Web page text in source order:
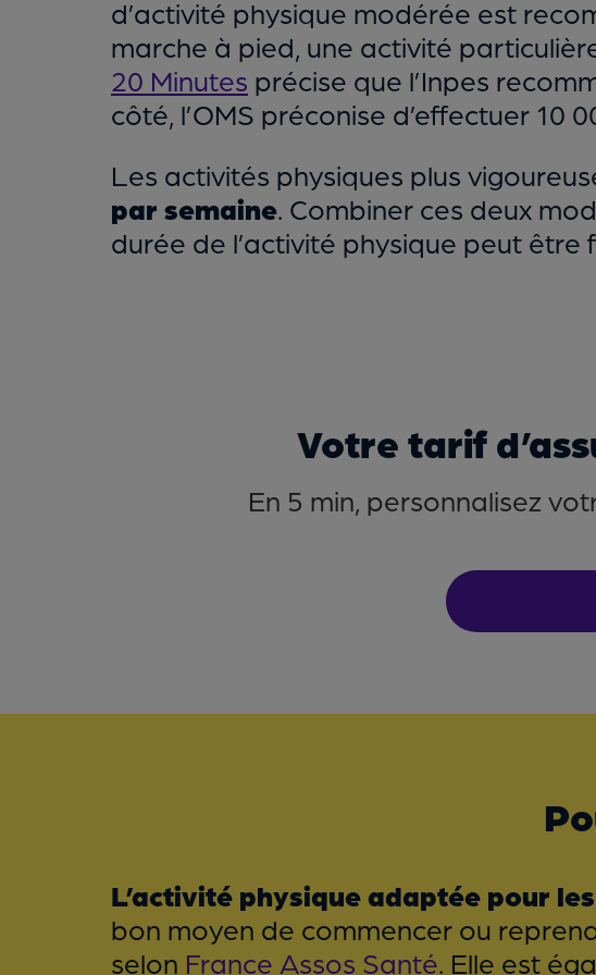
d’activité physique modérée est
marche à pied, une activité
20 Minutes précise que l’Inpes
côté, l’OMS préconise d’effectuer 10
Les activités physiques plus
par semaine. Combiner ces deux
durée de l’activité physique peut être
Votre tarif
En 5 min, personnalisez
L’activité physique adaptée pour
bon moyen de commencer ou
selon France Assos Santé. Elle est